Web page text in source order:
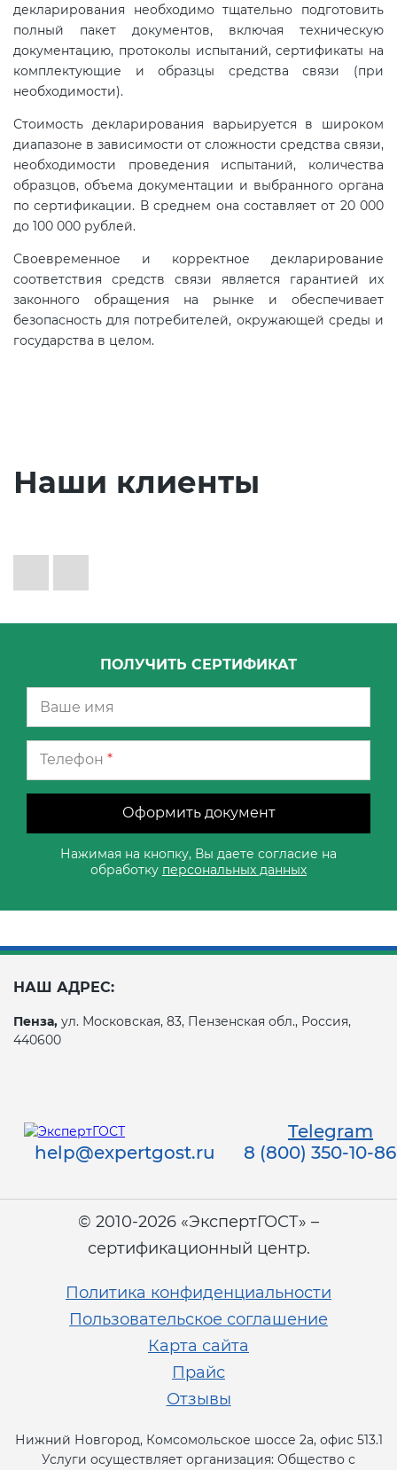
декларирования необходимо тщательно подготовить
полный пакет документов, включая техническую
документацию, протоколы испытаний, сертификаты на
комплектующие и образцы средства связи (при
необходимости).
Стоимость декларирования варьируется в широком
диапазоне в зависимости от сложности средства связи,
необходимости проведения испытаний, количества
образцов, объема документации и выбранного органа
по сертификации. В среднем она составляет от 20 000
до 100 000 рублей.
Своевременное и корректное декларирование
соответствия средств связи является гарантией их
законного обращения на рынке и обеспечивает
безопасность для потребителей, окружающей среды и
государства в целом.
Наши клиенты
ПОЛУЧИТЬ СЕРТИФИКАТ
Телефон *
Оформить документ
Нажимая на кнопку, Вы даете согласие на
обработку персональных данных
НАШ АДРЕС:
Пенза, ул. Московская, 83, Пензенская обл., Россия,
440600
Telegram
help@expertgost.ru
8 (800) 350-10-86
© 2010-2026 «ЭкспертГОСТ» –
сертификационный центр.
Политика конфиденциальности
Пользовательское соглашение
Карта сайта
Прайс
Отзывы
Нижний Новгород, Комсомольское шоссе 2а, офис 513.1
Услуги осуществляет организация: Общество с